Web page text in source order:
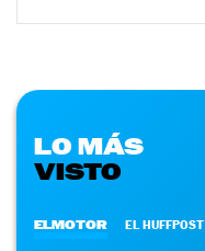
LO MÁS
VISTO
ELMOTOR EL HUFFPOST